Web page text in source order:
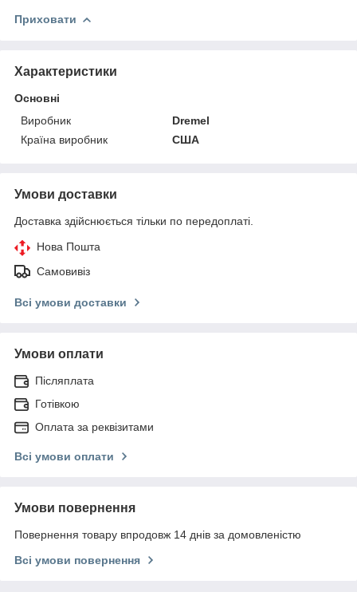
Приховати
Характеристики
Основні
Виробник
Dremel
Країна виробник
США
Умови доставки
Доставка здійснюється тільки по передоплаті.
Нова Пошта
Самовивіз
Всі умови доставки
Умови оплати
Післяплата
Готівкою
Оплата за реквізитами
Всі умови оплати
Умови повернення
Повернення товару впродовж 14 днів за домовленістю
Всі умови повернення